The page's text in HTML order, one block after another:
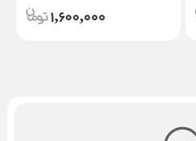
1,600,000